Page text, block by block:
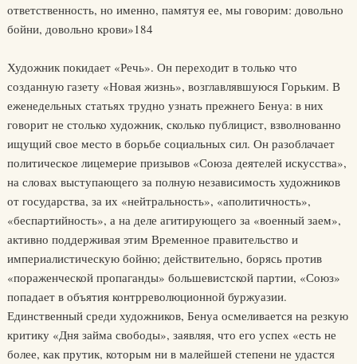
ответственность, но именно, памятуя ее, мы говорим: довольно
бойни, довольно крови»184
Художник покидает «Речь». Он переходит в только что
созданную газету «Новая жизнь», возглавлявшуюся Горьким. В
еженедельных статьях трудно узнать прежнего Бенуа: в них
говорит не столько художник, сколько публицист, взволнованно
ищущий свое место в борьбе социальных сил. Он разоблачает
политическое лицемерие призывов «Союза деятелей искусства»,
на словах выступающего за полную независимость художников
от государства, за их «нейтральность», «аполитичность»,
«беспартийность», а на деле агитирующего за «военный заем»,
активно поддерживая этим Временное правительство и
империалистическую бойню; действительно, борясь против
«пораженческой пропаганды» большевистской партии, «Союз»
попадает в объятия контрреволюционной буржуазии.
Единственный среди художников, Бенуа осмеливается на резкую
критику «Дня займа свободы», заявляя, что его успех «есть не
более, как прутик, которым ни в малейшей степени не удастся